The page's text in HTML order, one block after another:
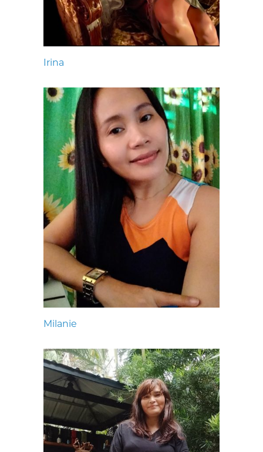
Irina
Milanie